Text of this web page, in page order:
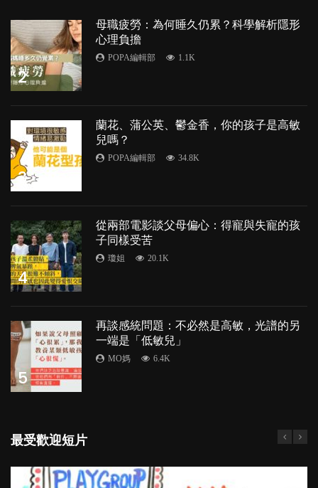
2
母職疲勞：為何睡久仍累？科學解析隱形
心理負擔
POPA編輯部 1.1K
3
蘭花、蒲公英、鬱金香，你的孩子是高敏
兒嗎？
POPA編輯部 34.8K
4
從兩部電影談父母偏心：得寵與失寵的孩
子同樣受苦
瓊姐 20.1K
5
再談感統問題：不必然是高敏，光譜的另
一端是「低敏兒」
MO媽 6.4K
最受歡迎短片